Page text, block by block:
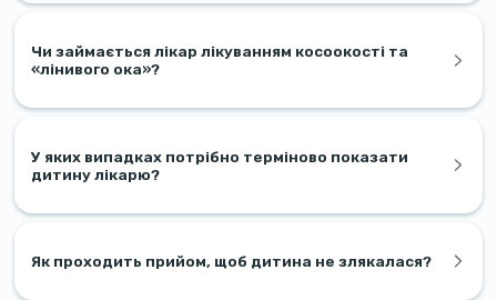
Чи займається лікар лікуванням косоокості та
«лінивого ока»?
У яких випадках потрібно терміново показати
дитину лікарю?
Як проходить прийом, щоб дитина не злякалася?